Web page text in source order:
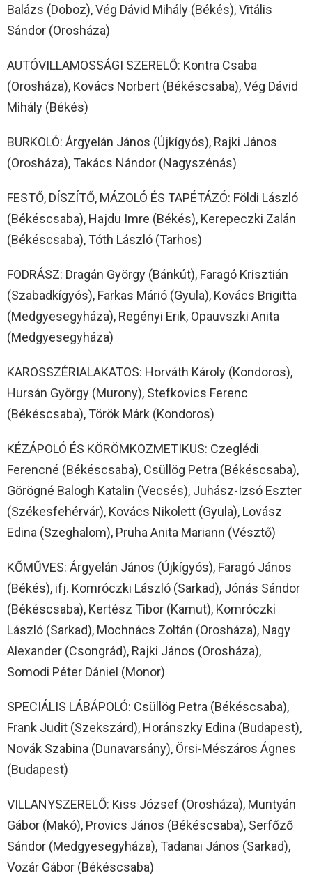
Balázs (Doboz), Vég Dávid Mihály (Békés), Vitális
Sándor (Orosháza)
AUTÓVILLAMOSSÁGI SZERELŐ: Kontra Csaba
(Orosháza), Kovács Norbert (Békéscsaba), Vég Dávid
Mihály (Békés)
BURKOLÓ: Árgyelán János (Újkígyós), Rajki János
(Orosháza), Takács Nándor (Nagyszénás)
FESTŐ, DÍSZÍTŐ, MÁZOLÓ ÉS TAPÉTÁZÓ: Földi László
(Békéscsaba), Hajdu Imre (Békés), Kerepeczki Zalán
(Békéscsaba), Tóth László (Tarhos)
FODRÁSZ: Dragán György (Bánkút), Faragó Krisztián
(Szabadkígyós), Farkas Márió (Gyula), Kovács Brigitta
(Medgyesegyháza), Regényi Erik, Opauvszki Anita
(Medgyesegyháza)
KAROSSZÉRIALAKATOS: Horváth Károly (Kondoros),
Hursán György (Murony), Stefkovics Ferenc
(Békéscsaba), Török Márk (Kondoros)
KÉZÁPOLÓ ÉS KÖRÖMKOZMETIKUS: Czeglédi
Ferencné (Békéscsaba), Csüllög Petra (Békéscsaba),
Görögné Balogh Katalin (Vecsés), Juhász-Izsó Eszter
(Székesfehérvár), Kovács Nikolett (Gyula), Lovász
Edina (Szeghalom), Pruha Anita Mariann (Vésztő)
KŐMŰVES: Árgyelán János (Újkígyós), Faragó János
(Békés), ifj. Komróczki László (Sarkad), Jónás Sándor
(Békéscsaba), Kertész Tibor (Kamut), Komróczki
László (Sarkad), Mochnács Zoltán (Orosháza), Nagy
Alexander (Csongrád), Rajki János (Orosháza),
Somodi Péter Dániel (Monor)
SPECIÁLIS LÁBÁPOLÓ: Csüllög Petra (Békéscsaba),
Frank Judit (Szekszárd), Horánszky Edina (Budapest),
Novák Szabina (Dunavarsány), Örsi-Mészáros Ágnes
(Budapest)
VILLANYSZERELŐ: Kiss József (Orosháza), Muntyán
Gábor (Makó), Provics János (Békéscsaba), Serfőző
Sándor (Medgyesegyháza), Tadanai János (Sarkad),
Vozár Gábor (Békéscsaba)